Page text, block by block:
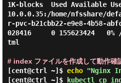
1K-blocks  Used Available
10.0.0.35:/home/nfsshare/
r-pvc-b21cbb22-e9e8-4b58-
028416     0 155623424
tml
# index ファイルを作成して動作確
[cent@ctrl ~]$ echo"Nginx
[cent@ctrl ~]$
kubectl cp